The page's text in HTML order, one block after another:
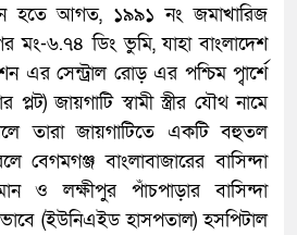
হতে আগত, ১৯৯১ নং জমাখারিজ
মং-৬.৭৪ ডিং ভুমি, যাহা বাংলাদেশ
এর সেন্ট্রাল রোড় এর পশ্চিম প্বার্শে
প্লট) জায়গাটি স্বামী স্ত্রীর যৌথ নামে
তারা জায়গাটিতে একটি বহুতল
বাংলাবাজারের বাসিন্দা
ও লক্ষীপুর পাঁচপাড়ার বাসিন্দা
(ইউনিএইড হাসপতাল) হসপিটাল